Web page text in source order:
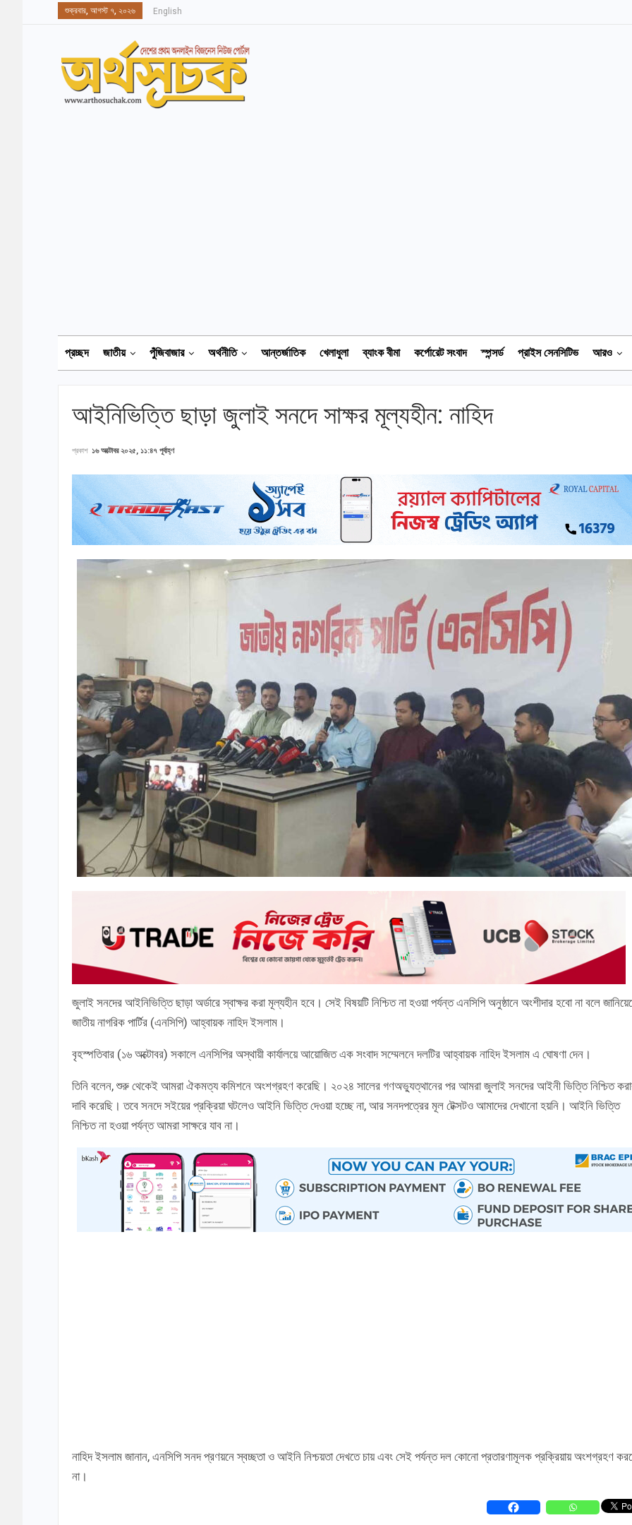
শুক্রবার, আগস্ট ৭, ২০২৬ English
প্রচ্ছদ জাতীয় পুঁজিবাজার অর্থনীতি আন্তর্জাতিক খেলাধুলা ব্যাংক বীমা কর্পোরেট সংবাদ স্পন্সর্ড প্রাইস সেনসিটিভ আরও
আইনিভিত্তি ছাড়া জুলাই সনদে সাক্ষর মূল্যহীন: নাহিদ
প্রকাশ ১৬ অক্টোবর ২০২৫, ১১:৪৭ পূর্বাহ্ণ
জুলাই সনদের আইনিভিত্তি ছাড়া অর্ডারে স্বাক্ষর করা মূল্যহীন হবে। সেই বিষয়টি নিশ্চিত না হওয়া পর্যন্ত এনসিপি অনুষ্ঠানে অংশীদার হবো না বলে
জাতীয় নাগরিক পার্টির (এনসিপি) আহ্বায়ক নাহিদ ইসলাম।
বৃহস্পতিবার (১৬ অক্টোবর) সকালে এনসিপির অস্থায়ী কার্যালয়ে আয়োজিত এক সংবাদ সম্মেলনে দলটির আহ্বায়ক নাহিদ ইসলাম এ ঘোষণা দেন।
তিনি বলেন, শুরু থেকেই আমরা ঐকমত্য কমিশনে অংশগ্রহণ করেছি। ২০২৪ সালের গণঅভ্যুত্থানের পর আমরা জুলাই সনদের আইনী ভিত্তি নিশ্চিত
দাবি করেছি। তবে সনদে সইয়ের প্রক্রিয়া ঘটলেও আইনি ভিত্তি দেওয়া হচ্ছে না, আর সনদপত্রের মূল টেক্সটও আমাদের দেখানো হয়নি। আইনি ভিত্তি
নিশ্চিত না হওয়া পর্যন্ত আমরা সাক্ষরে যাব না।
নাহিদ ইসলাম জানান, এনসিপি সনদ প্রণয়নে স্বচ্ছতা ও আইনি নিশ্চয়তা দেখতে চায় এবং সেই পর্যন্ত দল কোনো প্রতারণামূলক প্রক্রিয়ায় অংশগ্রহণ
না।